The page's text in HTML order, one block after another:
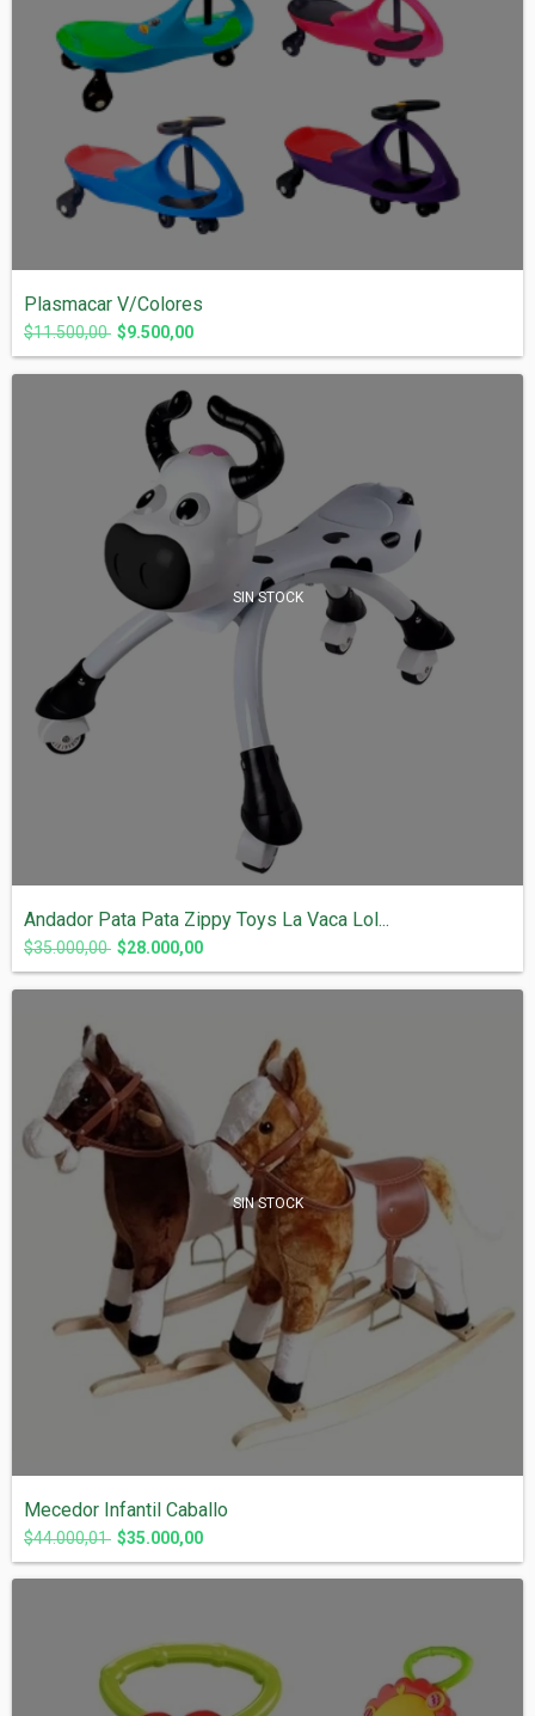
Plasmacar V/Colores
$11.500,00 $9.500,00
SIN STOCK
Andador Pata Pata Zippy Toys La Vaca Lol...
$35.000,00 $28.000,00
SIN STOCK
Mecedor Infantil Caballo
$44.000,01 $35.000,00